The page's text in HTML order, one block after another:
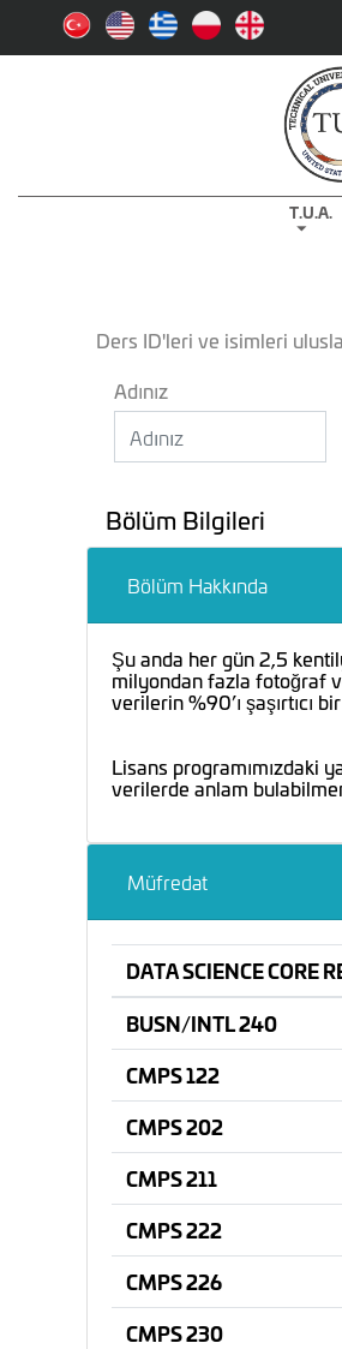
T.U.A.
Ders ID'leri ve isimleri
Adınız
Bölüm Bilgileri
Bölüm Hakkında
Şu anda her gün 2,5
milyondan fazla fotoğraf
verilerin %90’ı şaşırtıcı
Lisans programımızdaki
verilerde anlam
Müfredat
DATA SCIENCE CORE
BUSN/INTL 240
CMPS 122
CMPS 202
CMPS 211
CMPS 222
CMPS 226
CMPS 230